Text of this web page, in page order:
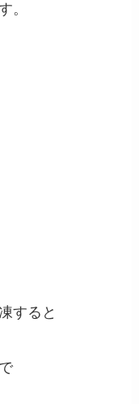
。
すると